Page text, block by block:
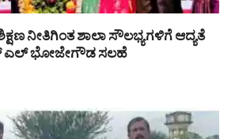
ನೀತಿಗಿಂತ ಶಾಲಾ ಸೌಲಭ್ಯಗಳಿಗೆ ಆದ್ಯತೆ
ಎಲ್ ಭೋಜೇಗೌಡ ಸಲಹೆ